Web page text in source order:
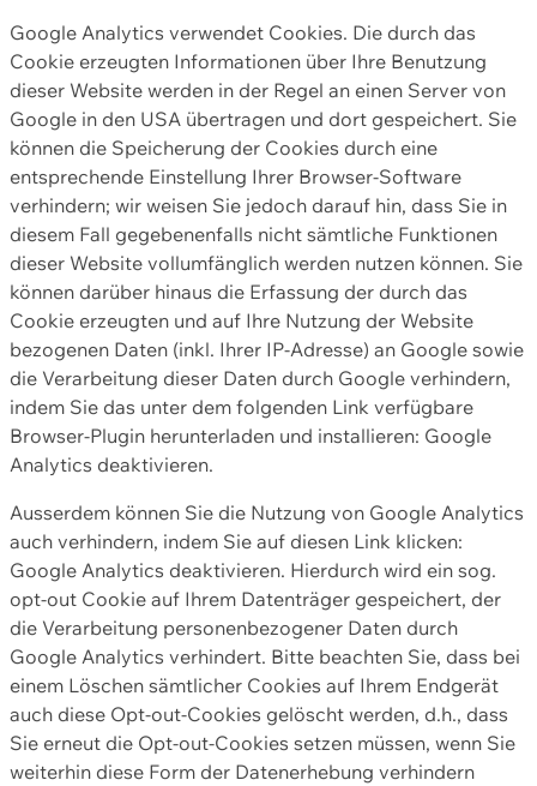
Google Analytics verwendet Cookies. Die durch das
Cookie erzeugten Informationen über Ihre Benutzung
dieser Website werden in der Regel an einen Server von
Google in den USA übertragen und dort gespeichert. Sie
können die Speicherung der Cookies durch eine
entsprechende Einstellung Ihrer Browser-Software
verhindern; wir weisen Sie jedoch darauf hin, dass Sie in
diesem Fall gegebenenfalls nicht sämtliche Funktionen
dieser Website vollumfänglich werden nutzen können. Sie
können darüber hinaus die Erfassung der durch das
Cookie erzeugten und auf Ihre Nutzung der Website
bezogenen Daten (inkl. Ihrer IP-Adresse) an Google sowie
die Verarbeitung dieser Daten durch Google verhindern,
indem Sie das unter dem folgenden Link verfügbare
Browser-Plugin herunterladen und installieren: Google
Analytics deaktivieren.
Ausserdem können Sie die Nutzung von Google Analytics
auch verhindern, indem Sie auf diesen Link klicken:
Google Analytics deaktivieren. Hierdurch wird ein sog.
opt-out Cookie auf Ihrem Datenträger gespeichert, der
die Verarbeitung personenbezogener Daten durch
Google Analytics verhindert. Bitte beachten Sie, dass bei
einem Löschen sämtlicher Cookies auf Ihrem Endgerät
auch diese Opt-out-Cookies gelöscht werden, d.h., dass
Sie erneut die Opt-out-Cookies setzen müssen, wenn Sie
weiterhin diese Form der Datenerhebung verhindern